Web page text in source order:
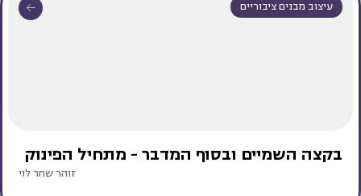
עיצוב מבנים ציבוריים
בקצה השמיים ובסוף המדבר - מתחיל הפינוק
זוהר שחר לוי